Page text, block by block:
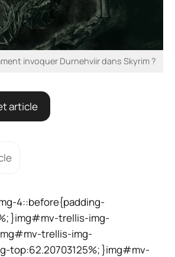
invoquer Durnehviir dans Skyrim ?
article
4::before{padding-
}img#mv-trellis-img-
trellis-img-
top:62.20703125%; }img#mv-